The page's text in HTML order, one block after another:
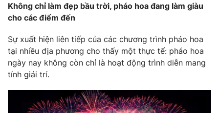
Không chỉ làm đẹp bầu trời, pháo hoa đang làm giàu
cho các điểm đến
Sự xuất hiện liên tiếp của các chương trình pháo hoa
tại nhiều địa phương cho thấy một thực tế: pháo hoa
ngày nay không còn chỉ là hoạt động trình diễn mang
tính giải trí.